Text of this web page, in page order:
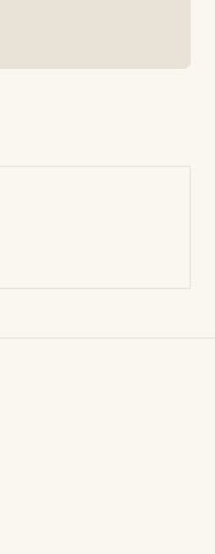
dessous les
pratiques".